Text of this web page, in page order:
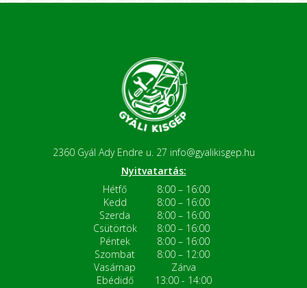
2360 Gyál Ady Endre u. 27 info@gyalikisgep.hu
Nyitvatartás:
Hétfő
8:00 – 16:00
Kedd
8:00 – 16:00
Szerda
8:00 – 16:00
Csütörtök
8:00 – 16:00
Péntek
8:00 – 16:00
Szombat
8:00 – 12:00
Vasárnap
Zárva
Ebédidő
13:00 - 14:00